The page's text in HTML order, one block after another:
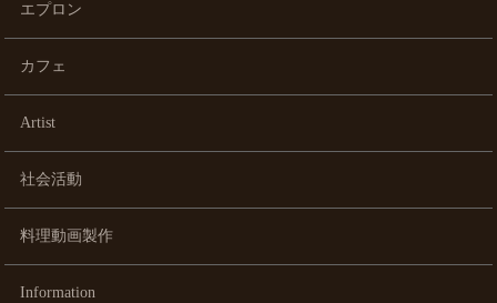
エプロン
カフェ
Artist
社会活動
料理動画製作
Information